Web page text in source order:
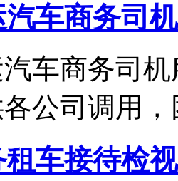
汽车商务司
车商务司
公司调用，
车接待检视